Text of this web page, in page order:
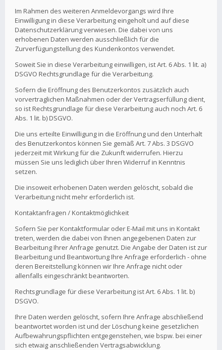
Im Rahmen des weiteren Anmeldevorgangs wird Ihre
Einwilligung in diese Verarbeitung eingeholt und auf diese
Datenschutzerklärung verwiesen. Die dabei von uns
erhobenen Daten werden ausschließlich für die
Zurverfügungstellung des Kundenkontos verwendet.
Soweit Sie in diese Verarbeitung einwilligen, ist Art. 6 Abs. 1 lit. a)
DSGVO Rechtsgrundlage für die Verarbeitung.
Sofern die Eröffnung des Benutzerkontos zusätzlich auch
vorvertraglichen Maßnahmen oder der Vertragserfüllung dient,
so ist Rechtsgrundlage für diese Verarbeitung auch noch Art. 6
Abs. 1 lit. b) DSGVO.
Die uns erteilte Einwilligung in die Eröffnung und den Unterhalt
des Benutzerkontos können Sie gemäß Art. 7 Abs. 3 DSGVO
jederzeit mit Wirkung für die Zukunft widerrufen. Hierzu
müssen Sie uns lediglich über Ihren Widerruf in Kenntnis
setzen.
Die insoweit erhobenen Daten werden gelöscht, sobald die
Verarbeitung nicht mehr erforderlich ist.
Kontaktanfragen / Kontaktmöglichkeit
Sofern Sie per Kontaktformular oder E-Mail mit uns in Kontakt
treten, werden die dabei von Ihnen angegebenen Daten zur
Bearbeitung Ihrer Anfrage genutzt. Die Angabe der Daten ist zur
Bearbeitung und Beantwortung Ihre Anfrage erforderlich - ohne
deren Bereitstellung können wir Ihre Anfrage nicht oder
allenfalls eingeschränkt beantworten.
Rechtsgrundlage für diese Verarbeitung ist Art. 6 Abs. 1 lit. b)
DSGVO.
Ihre Daten werden gelöscht, sofern Ihre Anfrage abschließend
beantwortet worden ist und der Löschung keine gesetzlichen
Aufbewahrungspflichten entgegenstehen, wie bspw. bei einer
sich etwaig anschließenden Vertragsabwicklung.